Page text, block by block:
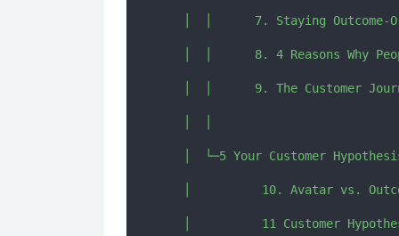
│  │      7. Staying Outcome-
│  │      8. 4 Reasons Why
│  │      9. The Customer
│  └─5 Your Customer
│          10. Avatar vs.
│          11 Customer